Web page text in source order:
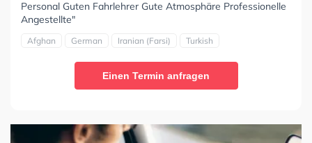
Personal Guten Fahrlehrer Gute Atmosphäre Professionelle
Angestellte"
Afghan German Iranian (Farsi) Turkish
Einen Termin anfragen